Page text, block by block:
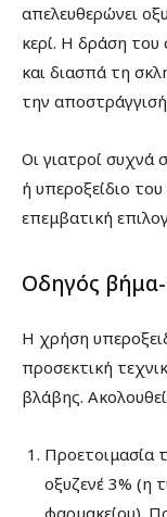
απελευθερώνει
κερί. Η δράση
και διασπά τη
την
Οι γιατροί συχνά
ή υπεροξείδιο
επεμβατική
Οδηγός
Η χρήση
προσεκτική
βλάβης.
Προετοιμασία
οξυζενέ 3% (η
φαρμακείου).